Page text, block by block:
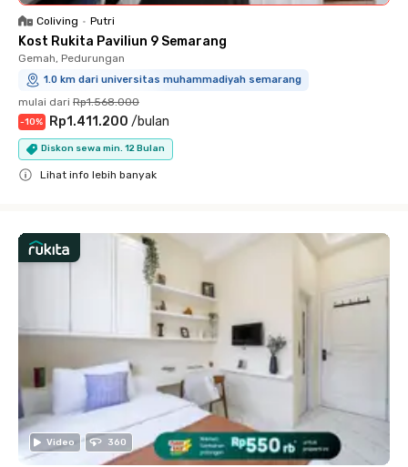
Coliving • Putri
Kost Rukita Paviliun 9 Semarang
Gemah, Pedurungan
1.0 km dari universitas muhammadiyah semarang
mulai dari Rp1.568.000
-10% Rp1.411.200 /bulan
Diskon sewa min. 12 Bulan
Lihat info lebih banyak
Video 360